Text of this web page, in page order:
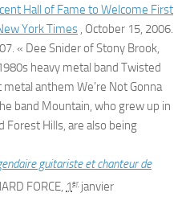
Hall of Fame to Welcome First
York Times , October 15, 2006.
« Dee Snider of Stony Brook,
heavy metal band Twisted
metal anthem We’re Not Gonna
band Mountain, who grew up in
Forest Hills, are also being
guitariste et chanteur de
FORCE, 1er janvier